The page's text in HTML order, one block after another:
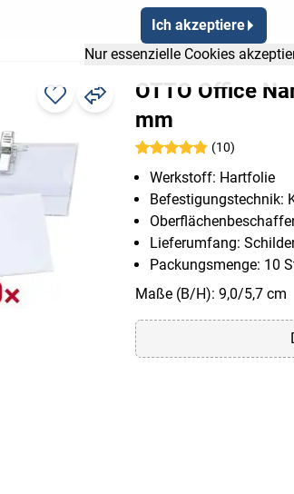
Ich akzeptiere
Nur essenzielle Cookies
OTTO Office
mm
(10)
Werkstoff: Hartfolie
Befestigungstechnik:
Lieferumfang:
Packungsmenge: 10
Maße (B/H): 9,0/5,7 cm